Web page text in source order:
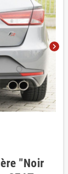
chevron_right
"Noir